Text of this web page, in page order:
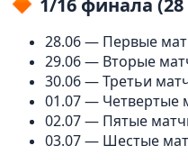
28.06 — Первые
29.06 — Вторые
30.06 — Третьи
01.07 — Четвертые
02.07 — Пятые
03.07 — Шестые